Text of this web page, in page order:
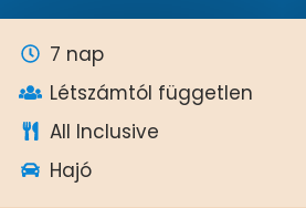
7 nap
Létszámtól független
All Inclusive
Hajó